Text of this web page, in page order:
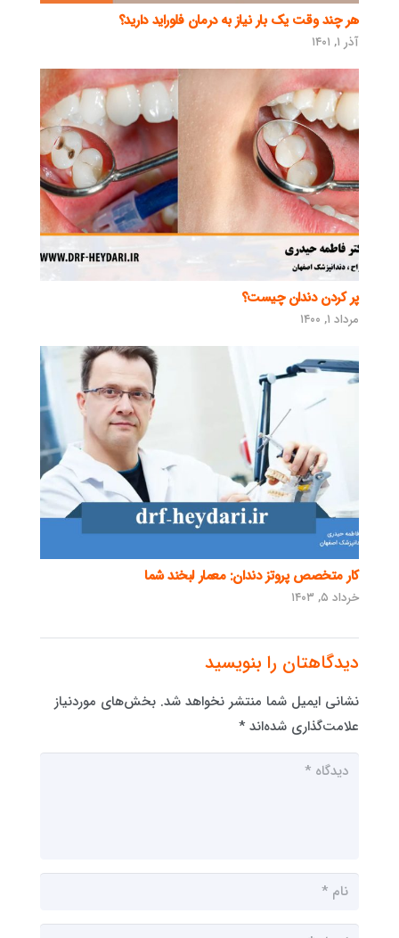
هر چند وقت یک بار نیاز به درمان فلوراید دارید؟
آذر ۱, ۱۴۰۱
پر کردن دندان چیست؟
مرداد ۱, ۱۴۰۰
کار متخصص پروتز دندان: معمار لبخند شما
خرداد ۵, ۱۴۰۳
دیدگاهتان را بنویسید
نشانی ایمیل شما منتشر نخواهد شد. بخش‌های موردنیاز
علامت‌گذاری شده‌اند *